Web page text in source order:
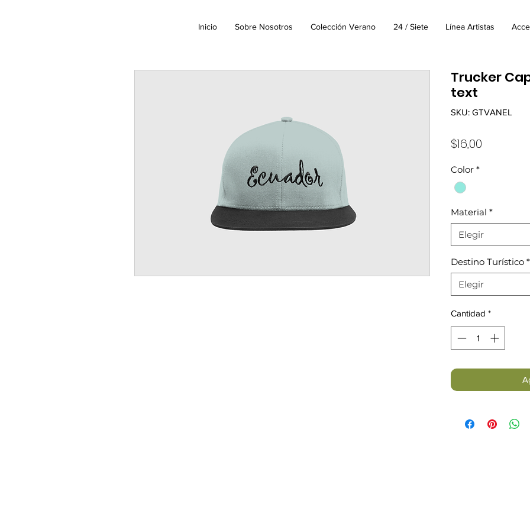
Inicio Sobre Nosotros Colección Verano 24 / Siete Línea Artistas
Trucker
text
SKU: GTVANEL
$16,00
Color *
Material *
Elegir
Destino Turístico *
Elegir
Cantidad *